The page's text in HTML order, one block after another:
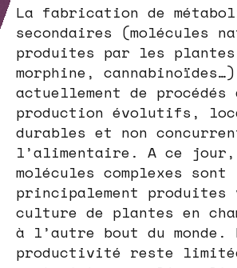
La fabrication de
secondaires (molécules
produites par les
morphine, cannabinoïdes…)
actuellement de procédés
production évolutifs,
durables et non
l’alimentaire. A ce jour,
molécules complexes sont
principalement produites
culture de plantes en
à l’autre bout du monde.
productivité reste